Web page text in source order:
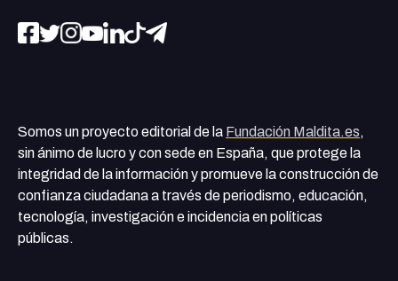
Somos un proyecto editorial de la Fundación Maldita.es,
sin ánimo de lucro y con sede en España, que protege la
integridad de la información y promueve la construcción de
confianza ciudadana a través de periodismo, educación,
tecnología, investigación e incidencia en políticas
públicas.